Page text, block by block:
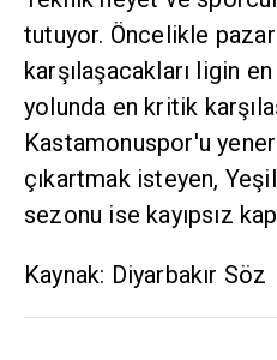
tutuyor. Öncelikle
karşılaşacakları ligin
yolunda en kritik
Kastamonuspor'u
çıkartmak isteyen,
sezonu ise kayıpsız
Kaynak: Diyarbakır Söz